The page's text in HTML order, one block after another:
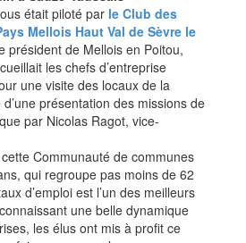
était piloté par le Club des
Mellois Haut Val de Sèvre le
président de Mellois en Poitou,
les chefs d’entreprise
une visite des locaux de la
présentation des missions de
par Nicolas Ragot, vice-
Communauté de communes
qui regroupe pas moins de 62
d’emploi est l’un des meilleurs
une belle dynamique
les élus ont mis à profit ce